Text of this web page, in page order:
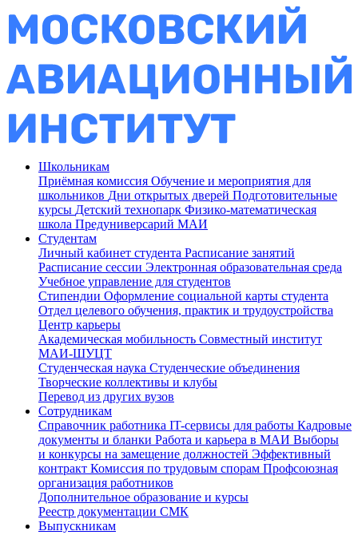
Школьникам
Приёмная комиссия Обучение и мероприятия для
школьников Дни открытых дверей Подготовительные
курсы Детский технопарк Физико-математическая
школа Предуниверсарий МАИ
Студентам
Личный кабинет студента Расписание занятий
Расписание сессии Электронная образовательная среда
Учебное управление для студентов
Стипендии Оформление социальной карты студента
Отдел целевого обучения, практик и трудоустройства
Центр карьеры
Академическая мобильность Совместный институт
МАИ-ШУЦТ
Студенческая наука Студенческие объединения
Творческие коллективы и клубы
Перевод из других вузов
Сотрудникам
Cправочник работника IT-сервисы для работы Кадровые
документы и бланки Работа и карьера в МАИ Выборы
и конкурсы на замещение должностей Эффективный
контракт Комиссия по трудовым спорам Профсоюзная
организация работников
Дополнительное образование и курсы
Реестр документации СМК
Выпускникам